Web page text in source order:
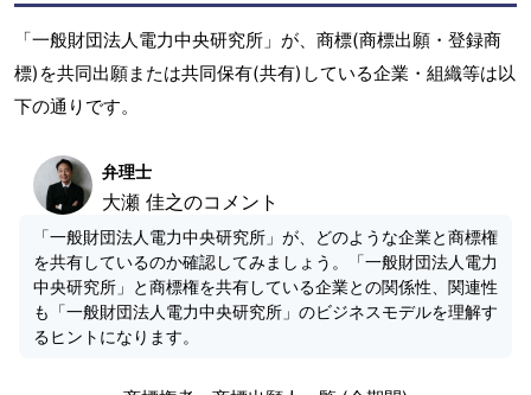
「一般財団法人電力中央研究所」が、商標(商標出願・登録商
標)を共同出願または共同保有(共有)している企業・組織等は以
下の通りです。
弁理士
大瀬 佳之のコメント
「一般財団法人電力中央研究所」が、どのような企業と商標権
を共有しているのか確認してみましょう。「一般財団法人電力
中央研究所」と商標権を共有している企業との関係性、関連性
も「一般財団法人電力中央研究所」のビジネスモデルを理解す
るヒントになります。